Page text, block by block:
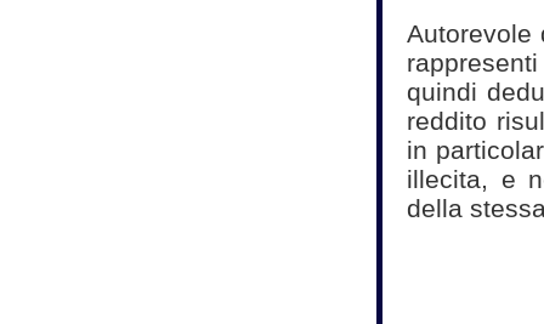
Autorevole
quindi
reddito
in
illecita, e
della